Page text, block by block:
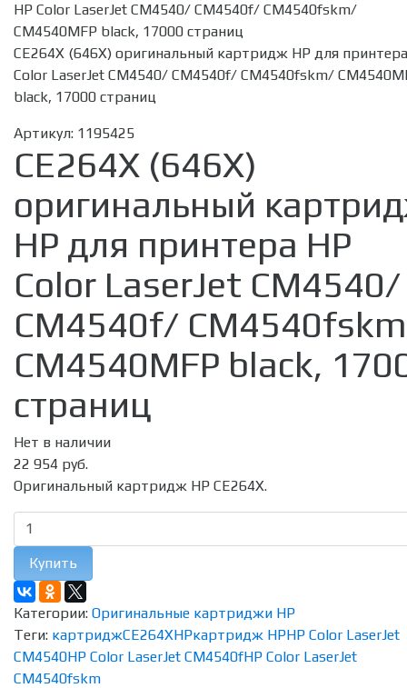
CE264X (646X) оригинальный картридж HP для
Color LaserJet CM4540/ CM4540f/ CM4540fskm/
black, 17000 страниц
Артикул: 1195425
CE264X (646X)
оригинальный
HP для принтера HP
Color LaserJet CM4540/
CM4540f/
CM4540MFP black,
страниц
Нет в наличии
22 954 руб.
Оригинальный картридж HP CE264X.
Купить
Категории: Оригинальные картриджи HP
Теги: картриджCE264XHPкартридж HPHP Color LaserJet
CM4540HP Color LaserJet CM4540fHP Color LaserJet
CM4540fskm